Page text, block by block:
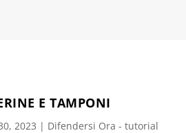
E TAMPONI
2023 | Difendersi Ora - tutorial